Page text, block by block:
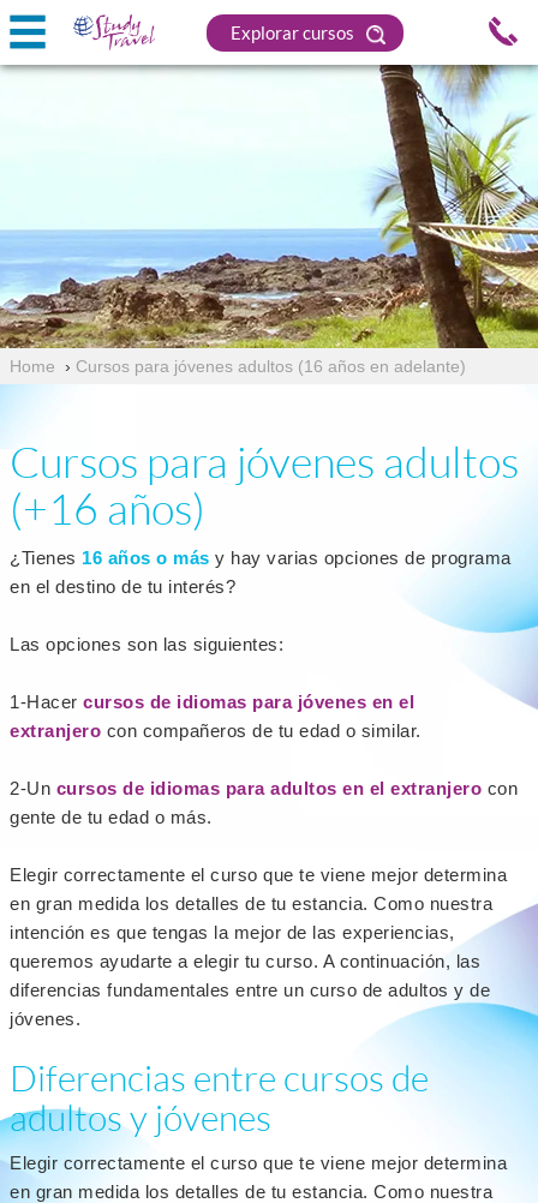
Explorar cursos
Home › Cursos para jóvenes adultos (16 años en adelante)
Cursos para jóvenes adultos
(+16 años)
¿Tienes 16 años o más y hay varias opciones de programa
en el destino de tu interés?
Las opciones son las siguientes:
1-Hacer cursos de idiomas para jóvenes en el
extranjero con compañeros de tu edad o similar.
2-Un cursos de idiomas para adultos en el extranjero con
gente de tu edad o más.
Elegir correctamente el curso que te viene mejor determina
en gran medida los detalles de tu estancia. Como nuestra
intención es que tengas la mejor de las experiencias,
queremos ayudarte a elegir tu curso. A continuación, las
diferencias fundamentales entre un curso de adultos y de
jóvenes.
Diferencias entre cursos de
adultos y jóvenes
Elegir correctamente el curso que te viene mejor determina
en gran medida los detalles de tu estancia. Como nuestra